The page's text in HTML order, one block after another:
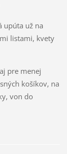
upúta už na
listami, kvety
pre menej
košíkov, na
von do